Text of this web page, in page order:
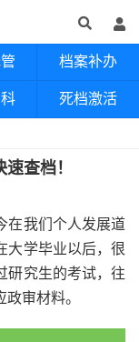
档案补办
死档激活
查档！
在我们个人发展道
大学毕业以后，很
研究生的考试，往
审材料。